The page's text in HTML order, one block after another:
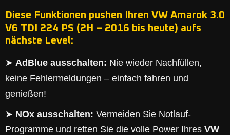
Diese Funktionen pushen Ihren VW Amarok 3.0
V6 TDI 224 PS (2H – 2016 bis heute) aufs
nächste Level:
➤ AdBlue ausschalten: Nie wieder Nachfüllen,
keine Fehlermeldungen – einfach fahren und
genießen!
➤ NOx ausschalten: Vermeiden Sie Notlauf-
Programme und retten Sie die volle Power Ihres VW